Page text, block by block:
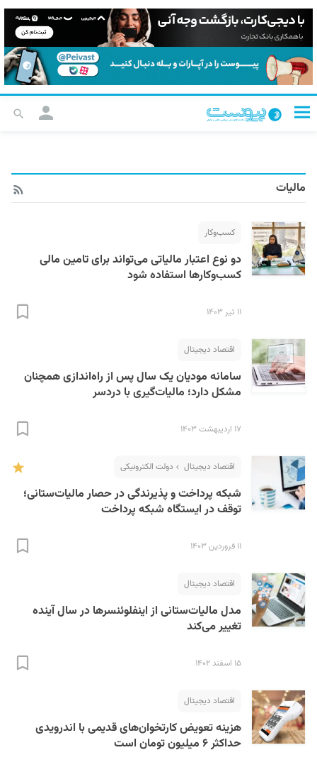
مالیات
کسب‌و‌کار
دو نوع اعتبار مالیاتی می‌تواند برای تامین مالی
کسب‌وکارها استفاده شود
۱۱ تیر ۱۴۰۳
اقتصاد دیجیتال
سامانه مودیان یک سال پس از راه‌اندازی همچنان
مشکل دارد؛ مالیات‌گیری با دردسر
۱۷ اردیبهشت ۱۴۰۳
اقتصاد دیجیتال دولت الکترونیکی
شبکه پرداخت و پذیرندگی در حصار مالیات‌ستانی؛
توقف در ایستگاه شبکه پرداخت
۱۱ فروردین ۱۴۰۳
اقتصاد دیجیتال
مدل مالیات‌ستانی از اینفلوئنسرها در سال آینده
تغییر می‌کند
۱۵ اسفند ۱۴۰۲
اقتصاد دیجیتال
هزینه تعویض کارتخوان‌های قدیمی با اندرویدی
حداکثر ۶ میلیون تومان است